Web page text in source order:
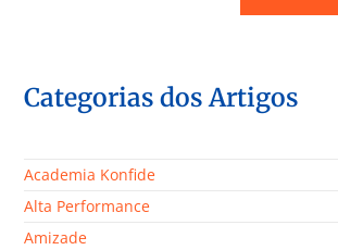
Categorias dos Artigos
Academia Konfide
Alta Performance
Amizade